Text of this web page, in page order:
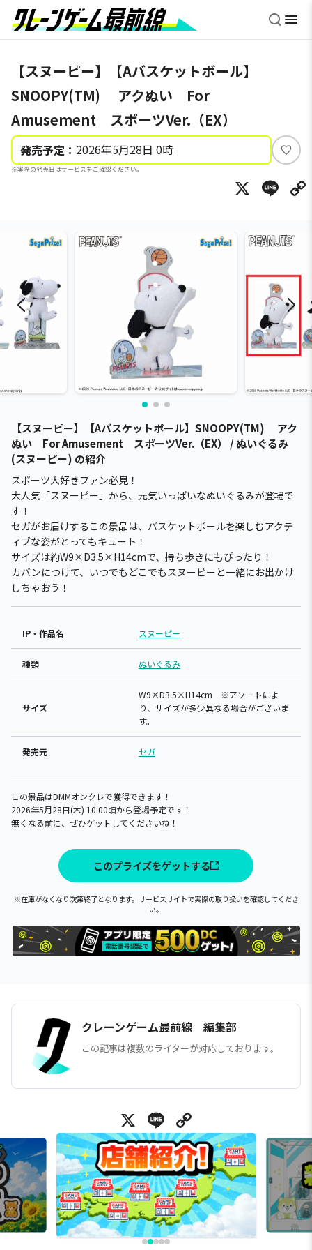
【スヌーピー】【Aバスケットボール】
SNOOPY(TM) アクぬい For
Amusement スポーツVer.（EX）
発売予定： 2026年5月28日 0時
※実際の発売日はサービスをご確認ください。
い
ね
X
【スヌーピー】【Aバスケットボール】SNOOPY(TM) アク
ぬい For Amusement スポーツVer.（EX） / ぬいぐるみ
(スヌーピー) の紹介
スポーツ大好きファン必見！
大人気「スヌーピー」から、元気いっぱいなぬいぐるみが登場で
す！
セガがお届けするこの景品は、バスケットボールを楽しむアクテ
ィブな姿がとってもキュート！
サイズは約W9×D3.5×H14cmで、持ち歩きにもぴったり！
カバンにつけて、いつでもどこでもスヌーピーと一緒にお出かけ
しちゃおう！
IP・作品名 スヌーピー
種類 ぬいぐるみ
サイズ
W9×D3.5×H14cm ※アソートによ
り、サイズが多少異なる場合がございま
す。
発売元 セガ
この景品はDMMオンクレで獲得できます！
2026年5月28日(木) 10:00頃から登場予定です！
無くなる前に、ぜひゲットしてくださいね！
このプライズをゲットする
※在庫がなくなり次第終了となります。サービスサイトで実際の取り扱いを確認してくださ
い。
クレーンゲーム最前線 編集部
この記事は複数のライターが対応しております。
X Line